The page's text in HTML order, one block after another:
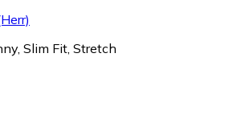
Slim Fit, Stretch